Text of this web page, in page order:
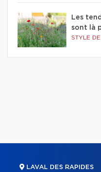
Les
sont là
STYLE
LAVAL DES RAPIDES